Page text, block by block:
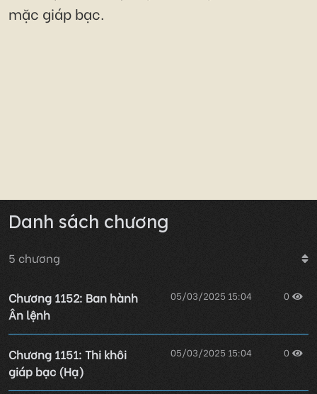
mặc giáp bạc.
Danh sách chương
5 chương
Chương 1152: Ban hành
Ân lệnh
05/03/2025 15:04 0
Chương 1151: Thi khôi
giáp bạc (Hạ)
05/03/2025 15:04 0